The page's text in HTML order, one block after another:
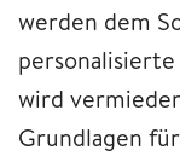
werden dem
wird
Grundlagen